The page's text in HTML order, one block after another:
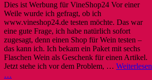
Dies ist Werbung für VineShop24 Vor einer
Weile wurde ich gefragt, ob ich
www.vineshop24.de testen möchte. Das war
eine gute Frage, ich habe natürlich sofort
zugesagt, denn einen Shop für Wein testen –
das kann ich. Ich bekam ein Paket mit sechs
Flaschen Wein als Geschenk für einen Artikel.
Jetzt stehe ich vor dem Problem, … Weiterlesen
…